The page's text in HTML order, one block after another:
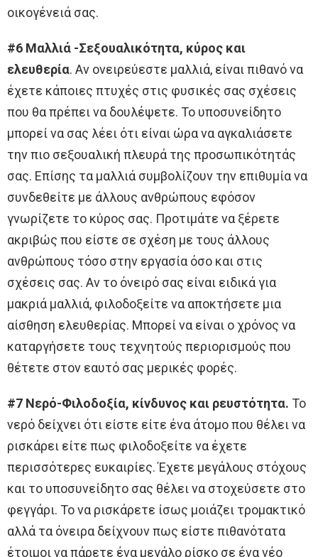
οικογένειά σας.
#6 Μαλλιά -Σεξουαλικότητα, κύρος και
ελευθερία. Αν ονειρεύεστε μαλλιά, είναι πιθανό να
έχετε κάποιες πτυχές στις φυσικές σας σχέσεις
που θα πρέπει να δουλέψετε. Το υποσυνείδητο
μπορεί να σας λέει ότι είναι ώρα να αγκαλιάσετε
την πιο σεξουαλική πλευρά της προσωπικότητάς
σας. Επίσης τα μαλλιά συμβολίζουν την επιθυμία να
συνδεθείτε με άλλους ανθρώπους εφόσον
γνωρίζετε το κύρος σας. Προτιμάτε να ξέρετε
ακριβώς που είστε σε σχέση με τους άλλους
ανθρώπους τόσο στην εργασία όσο και στις
σχέσεις σας. Αν το όνειρό σας είναι ειδικά για
μακριά μαλλιά, φιλοδοξείτε να αποκτήσετε μια
αίσθηση ελευθερίας. Μπορεί να είναι ο χρόνος να
καταργήσετε τους τεχνητούς περιορισμούς που
θέτετε στον εαυτό σας μερικές φορές.
#7 Νερό-Φιλοδοξία, κίνδυνος και ρευστότητα. Το
νερό δείχνει ότι είστε είτε ένα άτομο που θέλει να
ρισκάρει είτε πως φιλοδοξείτε να έχετε
περισσότερες ευκαιρίες. Έχετε μεγάλους στόχους
και το υποσυνείδητο σας θέλει να στοχεύσετε στο
φεγγάρι. Το να ρισκάρετε ίσως μοιάζει τρομακτικό
αλλά τα όνειρα δείχνουν πως είστε πιθανότατα
έτοιμοι να πάρετε ένα μεγάλο ρίσκο σε ένα νέο